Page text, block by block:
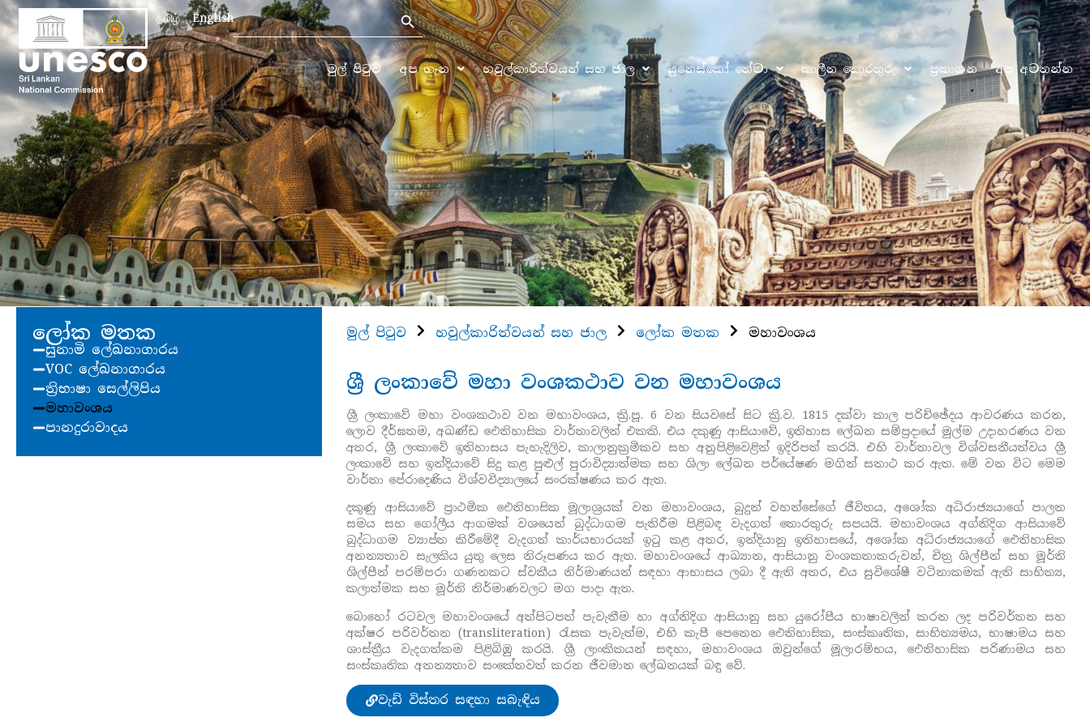
தமிழ் EnglishSearch
for:
Search Button
මුල් පිටුව අප ගැන හවුල්කාරිත්වයන් සහ ජාල යුනෙස්කෝ තේමා කාලීන තොරතුරු ප්‍රකාශන අප අමතන්න
ලෝක මතක
සුනාමි ලේඛනාගාරය
VOC ලේඛනාගාරය
ත්‍රිභාෂා සෙල්ලිපිය
මහාවංශය
පානදුරාවාදය
මුල් පිටුව හවුල්කාරිත්වයන් සහ ජාල ලෝක මතක මහාවංශය
ශ්‍රී ලංකාවේ මහා වංශකථාව වන මහාවංශය
ශ්‍රී ලංකාවේ මහා වංශකථාව වන මහාවංශය, ක්‍රි.පූ. 6 වන සියවසේ සිට ක්‍රි.ව. 1815 දක්වා කාල පරිච්ඡේදය ආවරණය කරන,
ලොව දීර්ඝතම, අඛණ්ඩ ඓතිහාසික වාර්තාවලින් එකකි. එය දකුණු ආසියාවේ, ඉතිහාස ලේඛන සම්ප්‍රදායේ මුල්ම උදාහරණය වන
අතර, ශ්‍රී ලංකාවේ ඉතිහාසය පැහැදිලිව, කාලානුක්‍රමිකව සහ අනුපිළිවෙළින් ඉදිරිපත් කරයි. එහි වාර්තාවල විශ්වසනීයත්වය ශ්‍රී
ලංකාවේ සහ ඉන්දියාවේ සිදු කළ පුළුල් පුරාවිද්‍යාත්මක සහ ශිලා ලේඛන පර්යේෂණ මගින් සනාථ කර ඇත. මේ වන විට මෙම
වාර්තා පේරාදෙණිය විශ්වවිද්‍යාලයේ සංරක්ෂණය කර ඇත.
දකුණු ආසියාවේ ප්‍රාථමික ඓතිහාසික මූලාශ්‍රයක් වන මහාවංශය, බුදුන් වහන්සේගේ ජීවිතය, අශෝක අධිරාජ්‍යයාගේ පාලන
සමය සහ ගෝලීය ආගමක් වශයෙන් බුද්ධාගම පැතිරීම පිළිබඳ වැදගත් තොරතුරු සපයයි. මහාවංශය අග්නිදිග ආසියාවේ
බුද්ධාගම ව්‍යාප්ත කිරීමේදී වැදගත් කාර්යභාරයක් ඉටු කළ අතර, ඉන්දියානු ඉතිහාසයේ, අශෝක අධිරාජ්‍යයාගේ ඓතිහාසික
අනන්‍යතාව සැලකිය යුතු ලෙස නිරූපණය කර ඇත. මහාවංශයේ ආඛ්‍යාන, ආසියානු වංශකතාකරුවන්, චිත්‍ර ශිල්පීන් සහ මූර්ති
ශිල්පීන් පරම්පරා ගණනකට ස්වකීය නිර්මාණයන් සඳහා ආභාසය ලබා දී ඇති අතර, එය සුවිශේෂී වටිනාකමක් ඇති සාහිත්‍ය,
කලාත්මක සහ මූර්ති නිර්මාණවලට මග පාදා ඇත.
බොහෝ රටවල මහාවංශයේ අත්පිටපත් පැවැතීම හා අග්නිදිග ආසියානු සහ යුරෝපීය භාෂාවලින් කරන ලද පරිවර්තන සහ
අක්ෂර පරිවර්තන (transliteration) රැසක පැවැත්ම, එහි කැපී පෙනෙන ඓතිහාසික, සංස්කෘතික, සාහිත්‍යමය, භාෂාමය සහ
ශාස්ත්‍රීය වැදගත්කම පිළිබිඹු කරයි. ශ්‍රී ලාංකිකයන් සඳහා, මහාවංශය ඔවුන්ගේ මූලාරම්භය, ඓතිහාසික පරිණාමය සහ
සංස්කෘතික අනන්‍යතාව සංකේතවත් කරන ජීවමාන ලේඛනයක් බඳු වේ.
වැඩි විස්තර සඳහා සබැඳිය